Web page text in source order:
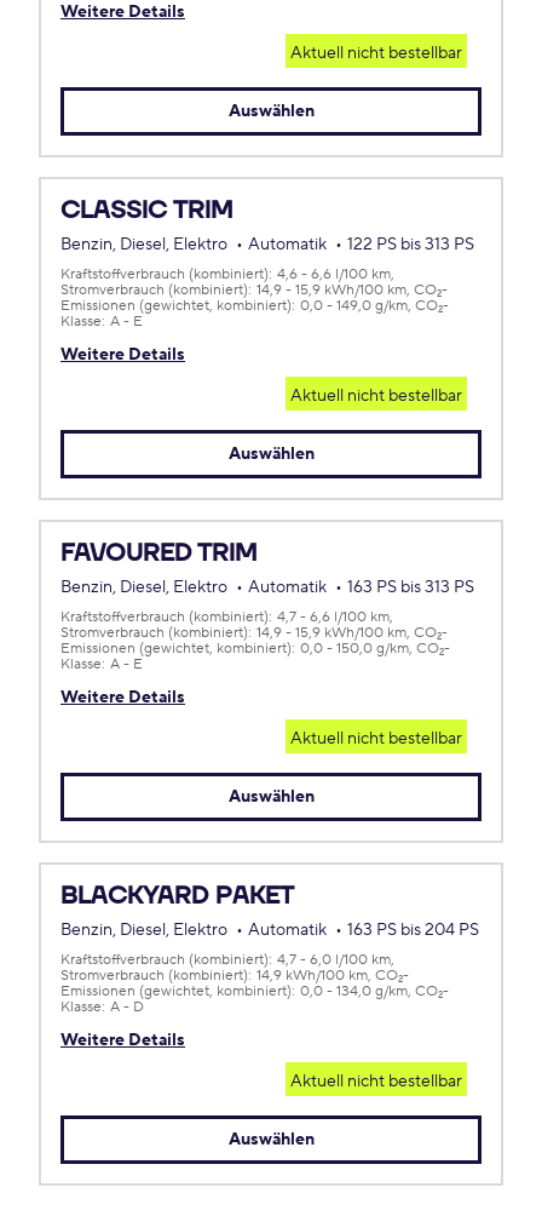
Weitere Details
Aktuell nicht bestellbar
Auswählen
CLASSIC TRIM
Benzin, Diesel, Elektro Automatik 122 PS bis 313 PS
Weitere Details
Kraftstoffverbrauch (kombiniert): 4,6 - 6,6 l/100 km
Stromverbrauch (kombiniert): 14,9 - 15,9 kWh/100 km CO2-
Emissionen (gewichtet, kombiniert): 0,0 - 149,0 g/km CO2-
Klasse: A - E
Aktuell nicht bestellbar
Auswählen
FAVOURED TRIM
Benzin, Diesel, Elektro Automatik 163 PS bis 313 PS
Weitere Details
Kraftstoffverbrauch (kombiniert): 4,7 - 6,6 l/100 km
Stromverbrauch (kombiniert): 14,9 - 15,9 kWh/100 km CO2-
Emissionen (gewichtet, kombiniert): 0,0 - 150,0 g/km CO2-
Klasse: A - E
Aktuell nicht bestellbar
Auswählen
BLACKYARD PAKET
Benzin, Diesel, Elektro Automatik 163 PS bis 204 PS
Weitere Details
Kraftstoffverbrauch (kombiniert): 4,7 - 6,0 l/100 km
Stromverbrauch (kombiniert): 14,9 kWh/100 km CO2-
Emissionen (gewichtet, kombiniert): 0,0 - 134,0 g/km CO2-
Klasse: A - D
Aktuell nicht bestellbar
Auswählen